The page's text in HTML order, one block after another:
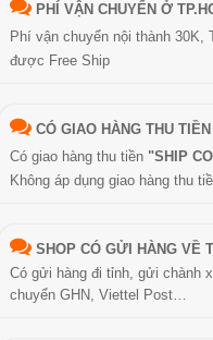
PHÍ VẬN CHUYỂN Ở
Phí vận chuyển nội thành 30K,
được Free Ship
CÓ GIAO HÀNG THU
Có giao hàng thu tiền "SHIP
Không áp dụng giao hàng thu
SHOP CÓ GỬI HÀNG VỀ
Có gửi hàng đi tỉnh, gửi chành
chuyển GHN, Viettel Post…